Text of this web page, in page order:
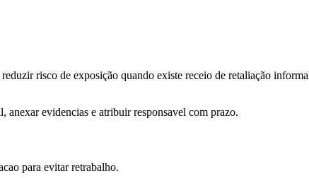
risco de exposição quando existe receio de retaliação
evidencias e atribuir responsavel com prazo.
para evitar retrabalho.